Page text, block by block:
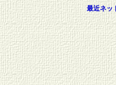
最近ネッ